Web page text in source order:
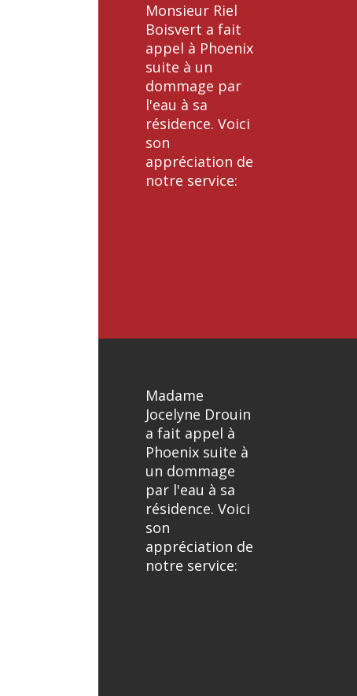
Monsieur Riel
Boisvert a fait
appel à Phoenix
suite à un
dommage par
l'eau à sa
résidence. Voici
son
appréciation de
notre service:
Madame
Jocelyne Drouin
a fait appel à
Phoenix suite à
un dommage
par l'eau à sa
résidence. Voici
son
appréciation de
notre service: